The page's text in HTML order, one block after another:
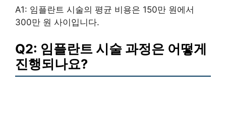
A1: 임플란트 시술의 평균 비용은 150만 원에서
300만 원 사이입니다.
Q2: 임플란트 시술 과정은 어떻게
진행되나요?